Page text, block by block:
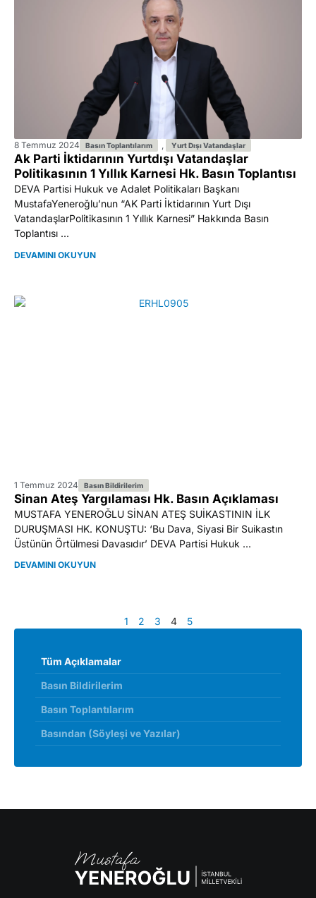
8 Temmuz 2024 Basın Toplantılarım , Yurt Dışı Vatandaşlar
Ak Parti İktidarının Yurtdışı Vatandaşlar
Politikasının 1 Yıllık Karnesi Hk. Basın Toplantısı
DEVA Partisi Hukuk ve Adalet Politikaları Başkanı
MustafaYeneroğlu’nun “AK Parti İktidarının Yurt Dışı
VatandaşlarPolitikasının 1 Yıllık Karnesi” Hakkında Basın
Toplantısı ...
DEVAMINI OKUYUN
1 Temmuz 2024 Basın Bildirilerim
Sinan Ateş Yargılaması Hk. Basın Açıklaması
MUSTAFA YENEROĞLU SİNAN ATEŞ SUİKASTININ İLK
DURUŞMASI HK. KONUŞTU: ‘Bu Dava, Siyasi Bir Suikastın
Üstünün Örtülmesi Davasıdır’ DEVA Partisi Hukuk ...
DEVAMINI OKUYUN
1 2 3 4 5
Basın Bildirilerim
Basın Toplantılarım
Basından (Söyleşi ve Yazılar)
Tüm Açıklamalar